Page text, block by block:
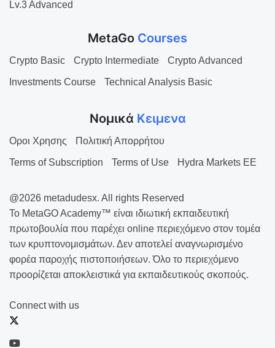
Lv.3 Advanced
MetaGo Courses
Crypto Basic Crypto Intermediate Crypto Advanced
Investments Course Technical Analysis Basic
Νομικά Κειμενα
Οροι Χρησης Πολιτική Απορρήτου
Terms of Subscription Terms of Use Hydra Markets EE
@2026 metadudesx. All rights Reserved
Το MetaGO Academy™ είναι ιδιωτική εκπαιδευτική
πρωτοβουλία που παρέχει online περιεχόμενο στον τομέα
των κρυπτονομισμάτων. Δεν αποτελεί αναγνωρισμένο
φορέα παροχής πιστοποιήσεων. Όλο το περιεχόμενο
προορίζεται αποκλειστικά για εκπαιδευτικούς σκοπούς.
Connect with us